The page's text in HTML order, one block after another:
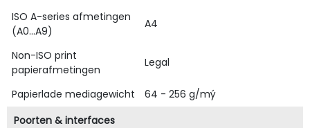
ISO A-series afmetingen
(A0...A9)
A4
Non-ISO print
papierafmetingen
Legal
Papierlade mediagewicht
64 - 256 g/mý
Poorten & interfaces